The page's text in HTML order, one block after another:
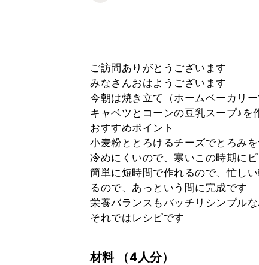
ご訪問ありがとうございます
みなさんおはようございます
今朝は焼き立て（ホームベーカリ
キャベツとコーンの豆乳スープ♪を
おすすめポイント
小麦粉ととろけるチーズでとろみ
冷めにくいので、寒いこの時期に
簡単に短時間で作れるので、忙し
るので、あっという間に完成です
栄養バランスもバッチリシンプル
それではレシピです
材料 （4人分）